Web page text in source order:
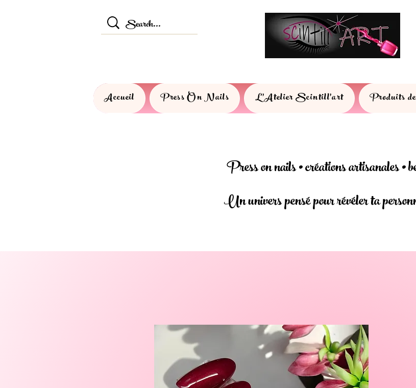
Accueil Press On Nails L'Atelier Scintill'art Produits
Press on nails • créations artisanales •
Un univers pensé pour révéler ta